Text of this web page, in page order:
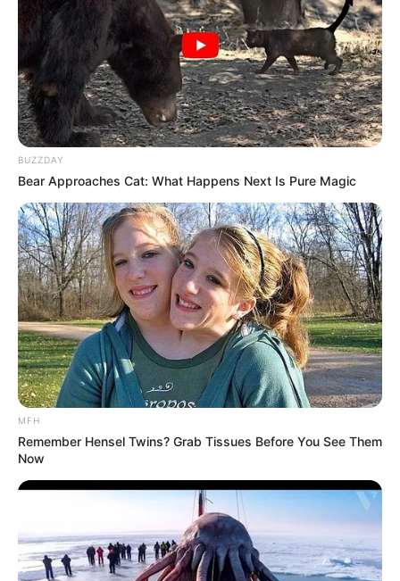
Basa Jawa”. Kali ini, buku tersebut ada versi aplikasinya yang
dapat langsung diunduh di PlayStore dengan mudah dan gratis.
Seperti yang terdapat dalam buku fisik, pada aplikasi tersebut juga
berisi kosakata dalam bahasa Jawa dan bahasa Indonesia.
Kerennya lagi adalah kosakata tersebut juga disertai atau dibagi
dalam unggah-ungguh atau tingkatannya masing-masing, seperti
Selain itu, dalam aplikasi ini juga menampilkan fitur untuk belajar
aksara Jawa, paribasan (peribahasa), wayang purwa
(pewayangan), kasusastraan, dan sebagainya.
Jadi, aplikasi tersebut sangat cocok untukmu yang ingin belajar
bahasa Jawa beserta penggunaannya dalam sehari-hari.
Hal baiknya adalah kosakata yang terdapat dalam aplikasi “Pepak
Belajar Bahasa Jawa” diurutkan berdasarkan alfabet, sehingga
memudahkan pengguna untuk mencari kosakata yang diinginkan.
12. Kamus Jawa Lengkap (Offline)
BUZZDAY
Bear Approaches Cat: What Happens Next Is Pure Magic
MFH
Remember Hensel Twins? Grab Tissues Before You See Them
Now